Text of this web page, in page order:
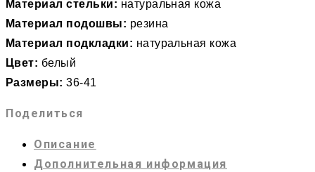
Материал стельки: натуральная кожа
Материал подошвы: резина
Материал подкладки: натуральная кожа
Цвет: белый
Размеры:36-41
Поделиться
Описание
Дополнительная информация